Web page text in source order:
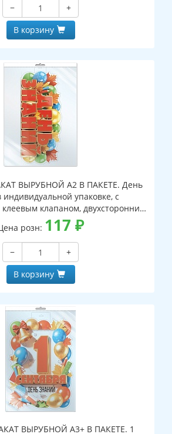
−
+
В корзину
ВЫРУБНОЙ А2 В ПАКЕТЕ. День
упаковке, с
клапаном, двухсторонний,
ВД-лак)
розн: 117 ₽
−
+
В корзину
ВЫРУБНОЙ А3+ В ПАКЕТЕ. 1